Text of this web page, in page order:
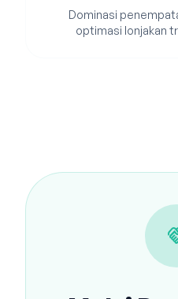
Dominasi
optimasi lonjakan